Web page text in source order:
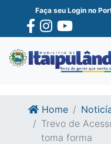
Ir para o conte�do
Ir para o fim do
Faça seu Login no
Home
Trevo de
toma forma